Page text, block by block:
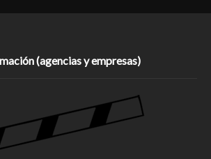
(agencias y empresas)